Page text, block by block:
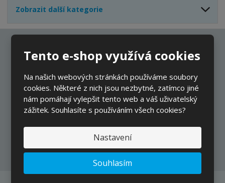
Tento e-shop využívá cookies
Na našich webových stránkách používáme soubory
cookies. Některé z nich jsou nezbytné, zatímco jiné
nám pomáhají vylepšit tento web a váš uživatelský
zážitek. Souhlasíte s používáním všech cookies?
Nastavení
Souhlasím
s
r
Zobrazit další kategorie
Ať vám nic neunikne
Přihlásit
Souhlasím sezpracováním osobních údajů.